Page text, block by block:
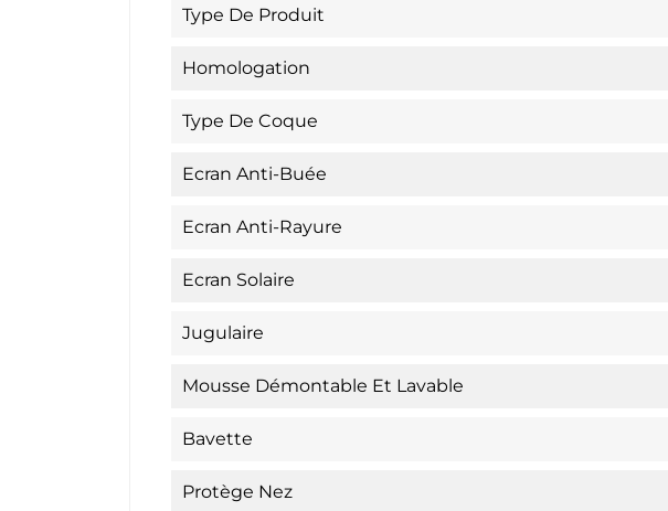
Type De Produit
Homologation
Type De Coque
Ecran Anti-Buée
Ecran Anti-Rayure
Ecran Solaire
Jugulaire
Mousse Démontable Et Lavable
Bavette
Protège Nez